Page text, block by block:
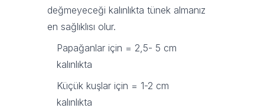
değmeyeceği kalınlıkta tünek almanız
en sağlıklısı olur.
Papağanlar için = 2,5- 5 cm
kalınlıkta
Küçük kuşlar için = 1-2 cm
kalınlıkta